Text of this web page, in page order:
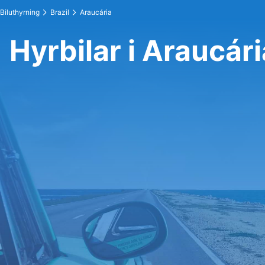
Biluthyrning Brazil Araucária
Hyrbilar i